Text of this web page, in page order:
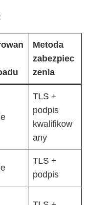
Metoda
zabezpiec
zenia
TLS +
podpis
kwalifikow
any
TLS +
podpis